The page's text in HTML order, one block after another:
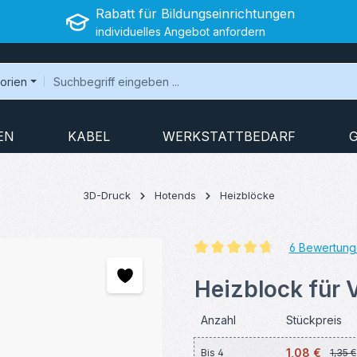
Rabatt für Bildungseinrichtungen
individuelles Angebot anfordern
KABEL WERKSTATTBEDARF
3D-Druck Hotends Heizblöcke
6
Heizblock für
Anzahl Stückpreis
Bis 4 1,08 € 1,35 €